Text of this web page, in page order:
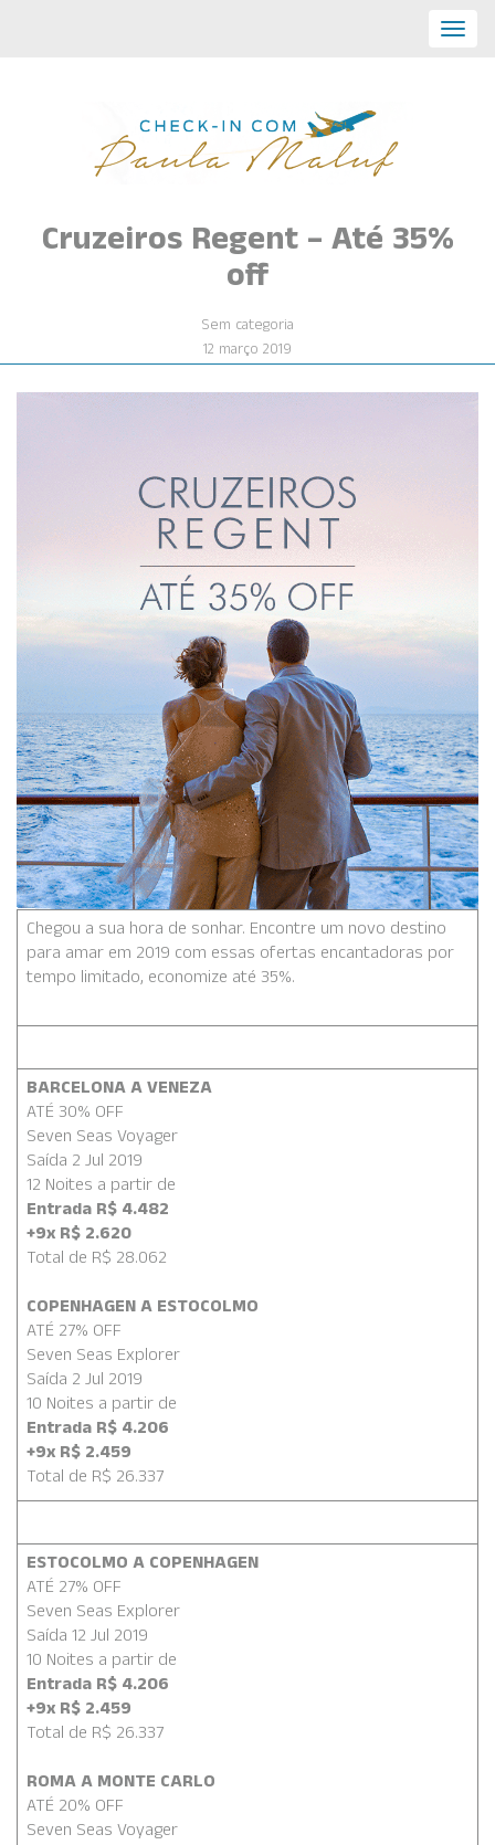
Cruzeiros Regent – Até 35%
off
Sem categoria
12 março 2019
Chegou a sua hora de sonhar. Encontre um novo destino
para amar em 2019 com essas ofertas encantadoras por
tempo limitado, economize até 35%.
BARCELONA A VENEZA
ATÉ 30% OFF
Seven Seas Voyager
Saída 2 Jul 2019
12 Noites a partir de
Entrada R$ 4.482
+9x R$ 2.620
Total de R$ 28.062
COPENHAGEN A ESTOCOLMO
ATÉ 27% OFF
Seven Seas Explorer
Saída 2 Jul 2019
10 Noites a partir de
Entrada R$ 4.206
+9x R$ 2.459
Total de R$ 26.337
ESTOCOLMO A COPENHAGEN
ATÉ 27% OFF
Seven Seas Explorer
Saída 12 Jul 2019
10 Noites a partir de
Entrada R$ 4.206
+9x R$ 2.459
Total de R$ 26.337
ROMA A MONTE CARLO
ATÉ 20% OFF
Seven Seas Voyager